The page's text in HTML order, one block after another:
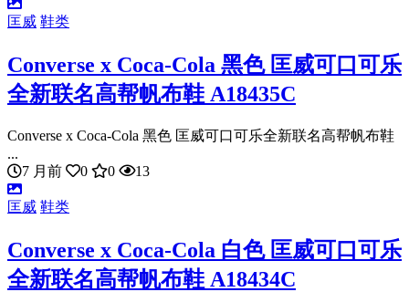
匡威 鞋类
Converse x Coca-Cola 黑色 匡威可口可乐
全新联名高帮帆布鞋 A18435C
Converse x Coca-Cola 黑色 匡威可口可乐全新联名高帮帆布鞋
...
7 月前
0 0 13
匡威 鞋类
Converse x Coca-Cola 白色 匡威可口可乐
全新联名高帮帆布鞋 A18434C